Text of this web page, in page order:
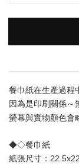
餐巾紙在生產過程
因為是印刷關係～
螢幕與實物顏色會
◆◇餐巾紙
紙張尺寸：